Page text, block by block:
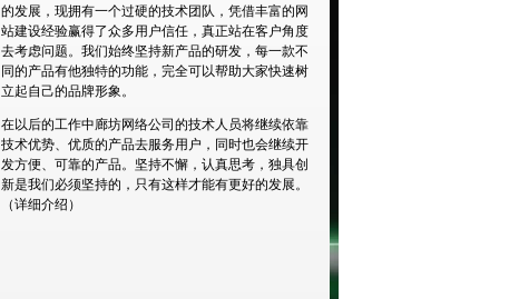
的发展，现拥有一个过硬的技术团队，凭借丰富的网
站建设经验赢得了众多用户信任，真正站在客户角度
去考虑问题。我们始终坚持新产品的研发，每一款不
同的产品有他独特的功能，完全可以帮助大家快速树
立起自己的品牌形象。
在以后的工作中廊坊网络公司的技术人员将继续依靠
技术优势、优质的产品去服务用户，同时也会继续开
发方便、可靠的产品。坚持不懈，认真思考，独具创
新是我们必须坚持的，只有这样才能有更好的发展。
（详细介绍 ）